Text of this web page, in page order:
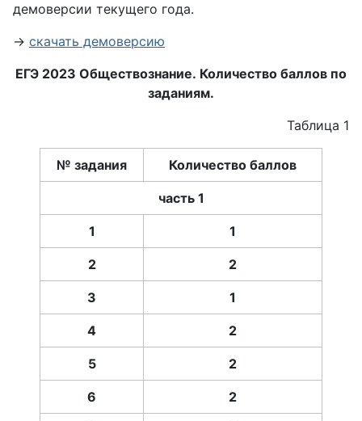
демоверсии текущего года.
→ скачать демоверсию
ЕГЭ 2023 Обществознание. Количество баллов по
заданиям.
Таблица 1
№ задания Количество баллов
часть 1
1 1
2 2
3 1
4 2
5 2
6 2